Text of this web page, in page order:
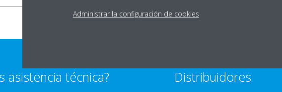
asistencia técnica? Distribuidores
Administrar la configuración de cookies